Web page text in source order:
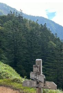
脚者向けの挑戦的
楽しむことができ
シゴが現
道のりは体力を
禅寺湖、戦場ヶ原
ことができます
ら根名草山へ向
の区間は道幅が
認しながら進む必要